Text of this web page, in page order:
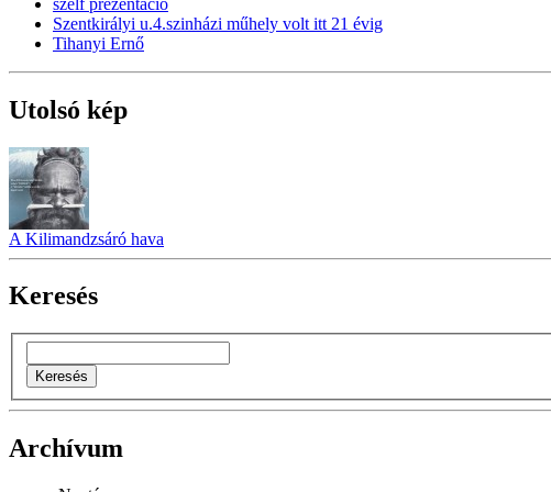
Szentkirályi u.4.szinházi műhely volt itt 21 évig
Tihanyi Ernő
Utolsó kép
A Kilimandzsáró hava
Keresés
Archívum